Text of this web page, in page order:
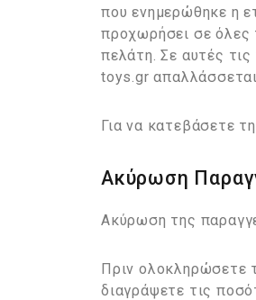
που ενημερώθηκε η
προχωρήσει σε όλες
πελάτη. Σε αυτές
toys.gr
Για να κατεβάσετε
Ακύρωση
Ακύρωση της
Πριν ολοκληρώσετε
διαγράψετε τις